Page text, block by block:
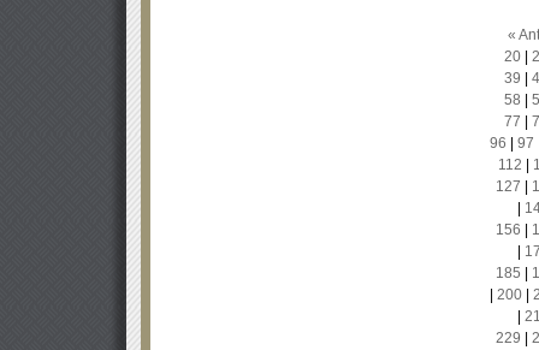
«
20|
39
58
77
96
97
112
127
156
185
200|
229